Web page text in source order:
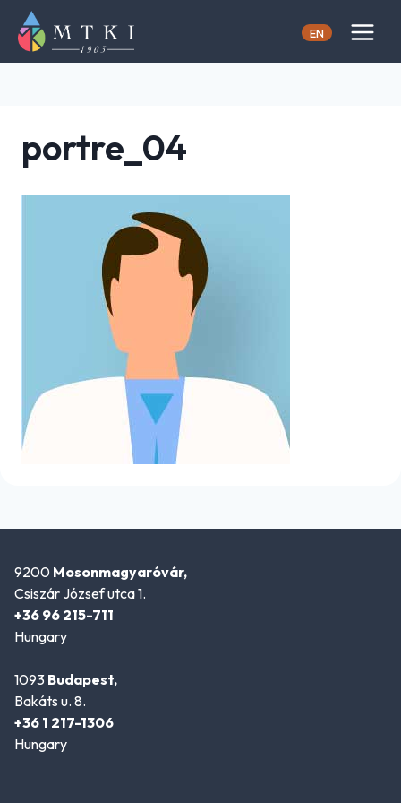
content
EN
portre_04
9200 Mosonmagyaróvár,
Csiszár József utca 1.
+36 96 215-711
Hungary
1093 Budapest,
Bakáts u. 8.
+36 1 217-1306
Hungary